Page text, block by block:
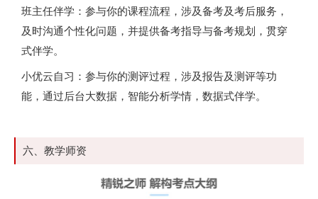
班主任伴学：参与你的课程流程，涉及备考及考后服务，
及时沟通个性化问题，并提供备考指导与备考规划，贯穿
式伴学。
小优云自习：参与你的测评过程，涉及报告及测评等功
能，通过后台大数据，智能分析学情，数据式伴学。
六、教学师资